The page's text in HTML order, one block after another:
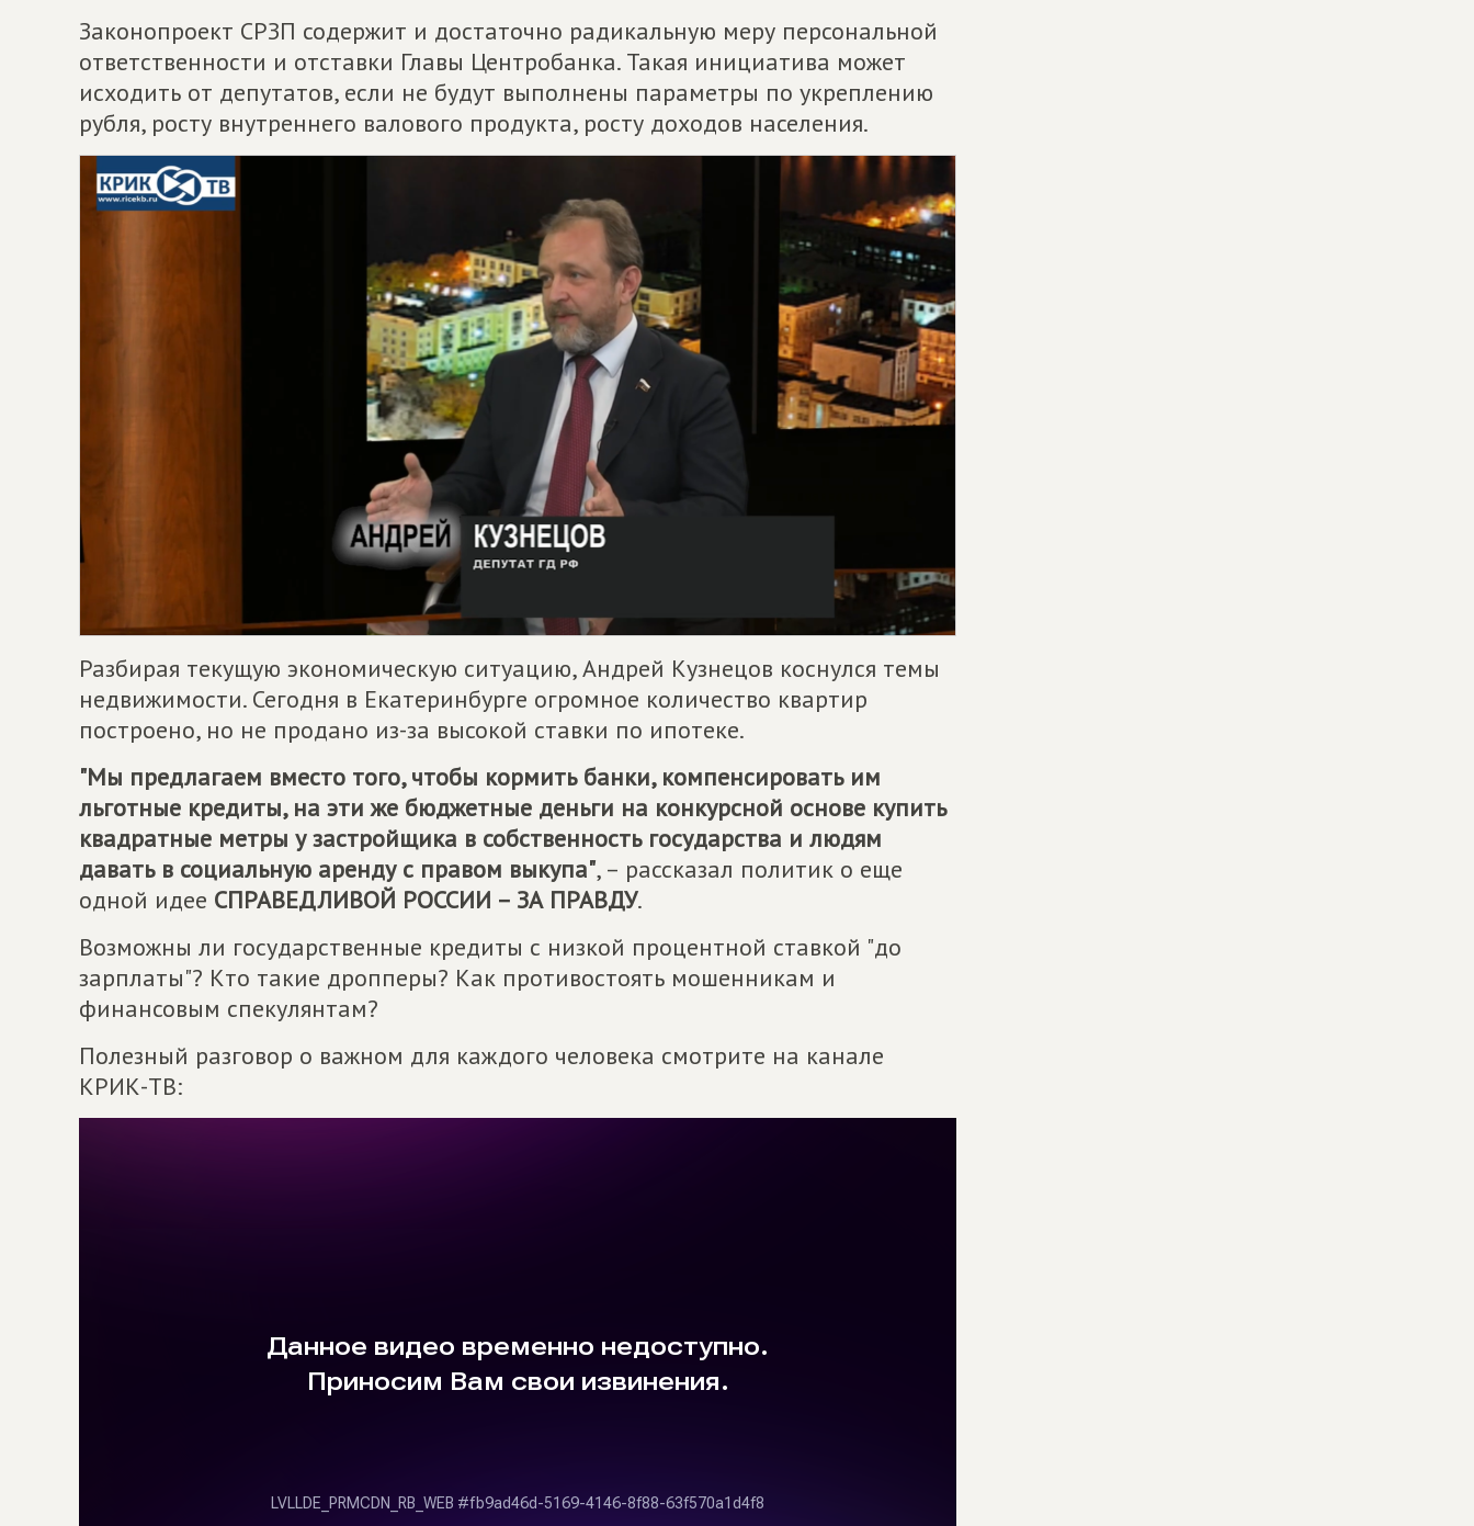
Законопроект СРЗП содержит и достаточно радикальную меру персональной
ответственности и отставки Главы Центробанка. Такая инициатива может
исходить от депутатов, если не будут выполнены параметры по укреплению
рубля, росту внутреннего валового продукта, росту доходов населения.
Разбирая текущую экономическую ситуацию, Андрей Кузнецов коснулся темы
недвижимости. Сегодня в Екатеринбурге огромное количество квартир
построено, но не продано из-за высокой ставки по ипотеке.
"Мы предлагаем вместо того, чтобы кормить банки, компенсировать им
льготные кредиты, на эти же бюджетные деньги на конкурсной основе купить
квадратные метры у застройщика в собственность государства и людям
давать в социальную аренду с правом выкупа", – рассказал политик о еще
одной идее СПРАВЕДЛИВОЙ РОССИИ – ЗА ПРАВДУ.
Возможны ли государственные кредиты с низкой процентной ставкой "до
зарплаты"? Кто такие дропперы? Как противостоять мошенникам и
финансовым спекулянтам?
Полезный разговор о важном для каждого человека смотрите на канале
КРИК-ТВ: